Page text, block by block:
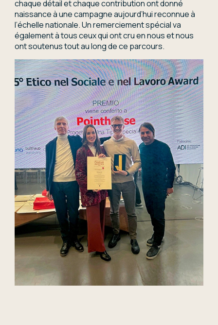
chaque détail et chaque contribution ont donné
naissance à une campagne aujourd’hui reconnue à
l’échelle nationale. Un remerciement spécial va
également à tous ceux qui ont cru en nous et nous
ont soutenus tout au long de ce parcours.